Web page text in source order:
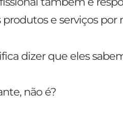
produtos e serviços
dizer que eles
não é?